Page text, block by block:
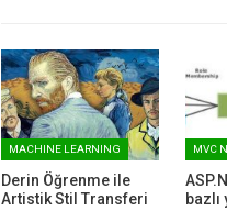
MACHINE LEARNING
Derin Öğrenme ile
Artistik Stil Transferi
MVC